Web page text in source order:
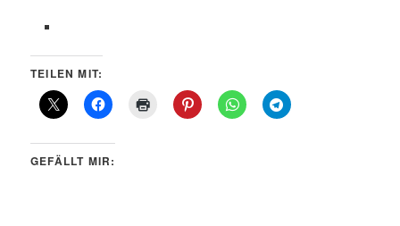
TEILEN MIT:
GEFÄLLT MIR: